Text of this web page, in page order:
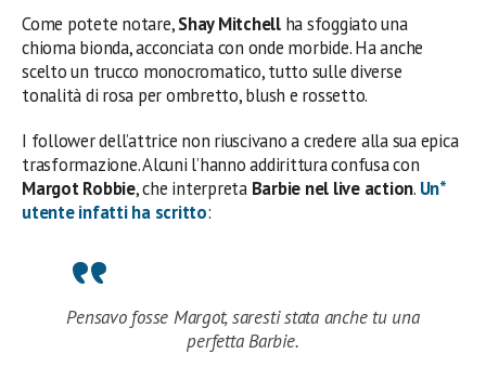
Come potete notare,Shay Mitchellha sfoggiato una
chioma bionda, acconciata con onde morbide. Ha anche
scelto un trucco monocromatico, tutto sulle diverse
tonalità di rosa per ombretto, blush e rossetto.
I follower dell’attrice non riuscivano a credere alla sua epica
trasformazione. Alcuni l’hanno addirittura confusa con
Margot Robbie, che interpreta Barbie nel live action. Un*
utente infatti ha scritto:
Pensavo fosse Margot, saresti stata anche tu una
perfetta Barbie.